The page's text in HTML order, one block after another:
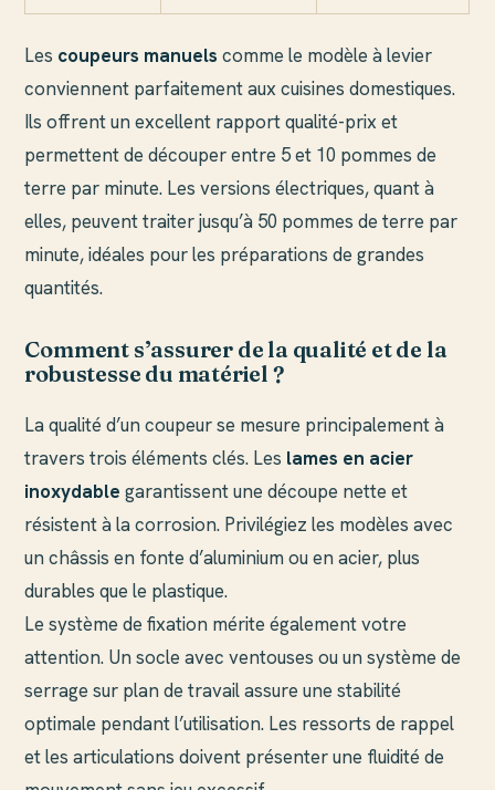
Les coupeurs manuels comme le modèle à levier
conviennent parfaitement aux cuisines domestiques.
Ils offrent un excellent rapport qualité-prix et
permettent de découper entre 5 et 10 pommes de
terre par minute. Les versions électriques, quant à
elles, peuvent traiter jusqu’à 50 pommes de terre par
minute, idéales pour les préparations de grandes
quantités.
Comment s’assurer de la qualité et de la
robustesse du matériel ?
La qualité d’un coupeur se mesure principalement à
travers trois éléments clés. Les lames en acier
inoxydable garantissent une découpe nette et
résistent à la corrosion. Privilégiez les modèles avec
un châssis en fonte d’aluminium ou en acier, plus
durables que le plastique.
Le système de fixation mérite également votre
attention. Un socle avec ventouses ou un système de
serrage sur plan de travail assure une stabilité
optimale pendant l’utilisation. Les ressorts de rappel
et les articulations doivent présenter une fluidité de